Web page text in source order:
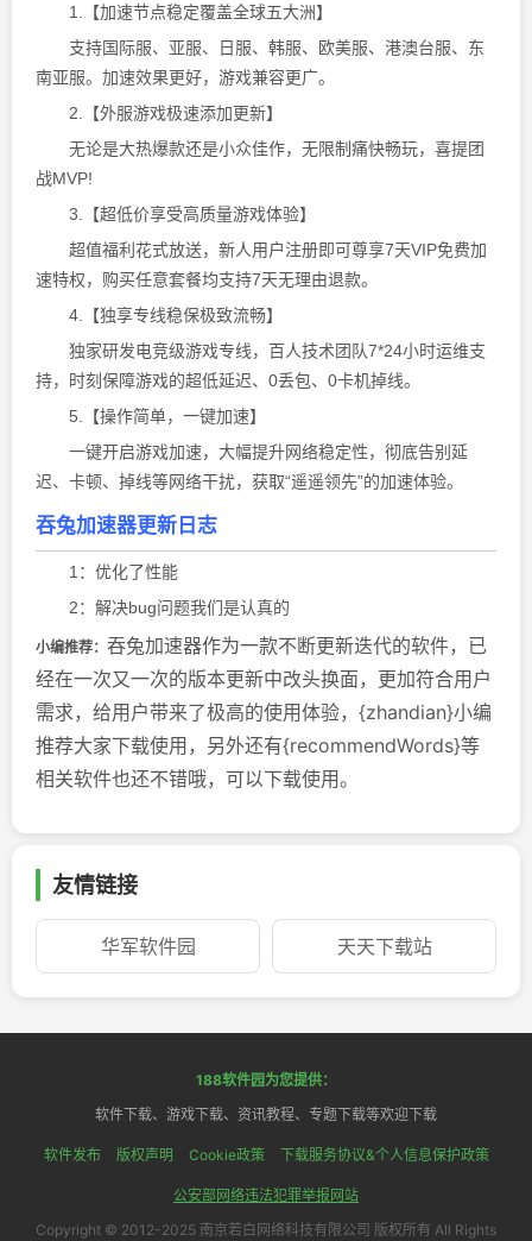
1.【加速节点稳定覆盖全球五大洲】
支持国际服、亚服、日服、韩服、欧美服、港澳台服、东
南亚服。加速效果更好，游戏兼容更广。
2.【外服游戏极速添加更新】
无论是大热爆款还是小众佳作，无限制痛快畅玩，喜提团
战MVP!
3.【超低价享受高质量游戏体验】
超值福利花式放送，新人用户注册即可尊享7天VIP免费加
速特权，购买任意套餐均支持7天无理由退款。
4.【独享专线稳保极致流畅】
独家研发电竞级游戏专线，百人技术团队7*24小时运维支
持，时刻保障游戏的超低延迟、0丢包、0卡机掉线。
5.【操作简单，一键加速】
一键开启游戏加速，大幅提升网络稳定性，彻底告别延
迟、卡顿、掉线等网络干扰，获取“遥遥领先”的加速体验。
吞兔加速器更新日志
1：优化了性能
2：解决bug问题我们是认真的
小编推荐： 吞兔加速器作为一款不断更新迭代的软件，已
经在一次又一次的版本更新中改头换面，更加符合用户
需求，给用户带来了极高的使用体验，{zhandian}小编
推荐大家下载使用，另外还有{recommendWords}等
相关软件也还不错哦，可以下载使用。
友情链接
华军软件园 天天下载站
188软件园为您提供：
软件下载、游戏下载、资讯教程、专题下载等欢迎下载
软件发布 版权声明 Cookie政策 下载服务协议&个人信息保护政策
公安部网络违法犯罪举报网站
Copyright © 2012-2025 南京若白网络科技有限公司 版权所有 All Rights